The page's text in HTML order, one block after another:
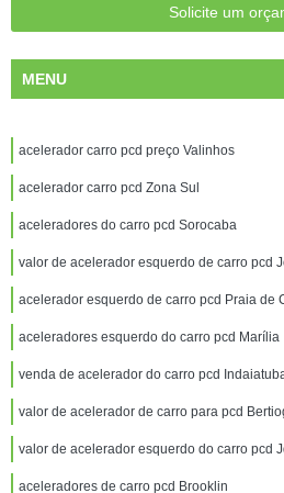
Solicite um
MENU
acelerador carro pcd preço Valinhos
acelerador carro pcd Zona Sul
aceleradores do carro pcd Sorocaba
valor de acelerador esquerdo de carro pcd
acelerador esquerdo de carro pcd Praia de
aceleradores esquerdo do carro pcd Marília
venda de acelerador do carro pcd
valor de acelerador de carro para pcd
valor de acelerador esquerdo do carro pcd
aceleradores de carro pcd Brooklin